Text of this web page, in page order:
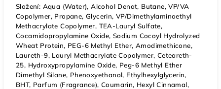
Složení: Aqua (Water), Alcohol Denat, Butane, VP/VA
Copolymer, Propane, Glycerin, VP/Dimethylaminoethyl
Methacrylate Copolymer, TEA-Lauryl Sulfate,
Cocamidopropylamine Oxide, Sodium Cocoyl Hydrolyzed
Wheat Protein, PEG-6 Methyl Ether, Amodimethicone,
Laureth-9, Lauryl Methacrylate Copolymer, Ceteareth-
25, Hydroxypropylamine Oxide, Peg-6 Methyl Ether
Dimethyl Silane, Phenoxyethanol, Ethylhexylglycerin,
BHT, Parfum (Fragrance), Coumarin, Hexyl Cinnamal,